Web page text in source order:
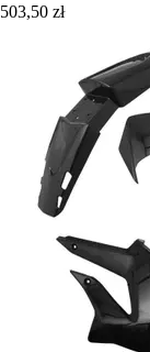
503,50 zł